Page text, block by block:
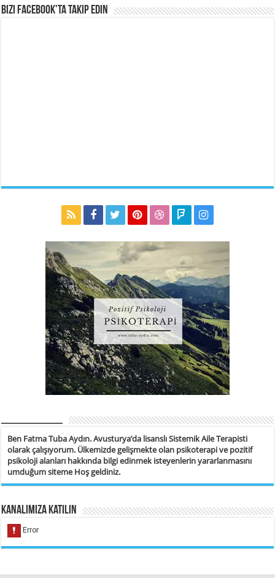
Bizi Facebook’ta Takip Edin
__________
Ben Fatma Tuba Aydın. Avusturya’da lisanslı Sistemik Aile Terapisti
olarak çalışıyorum. Ülkemizde gelişmekte olan psikoterapi ve pozitif
psikoloji alanları hakkında bilgi edinmek isteyenlerin yararlanmasını
umduğum siteme Hoş geldiniz.
Kanalımıza Katılın